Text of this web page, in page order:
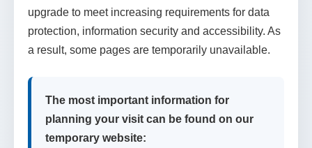
upgrade to meet increasing requirements for data
protection, information security and accessibility. As
a result, some pages are temporarily unavailable.
The most important information for
planning your visit can be found on our
temporary website: